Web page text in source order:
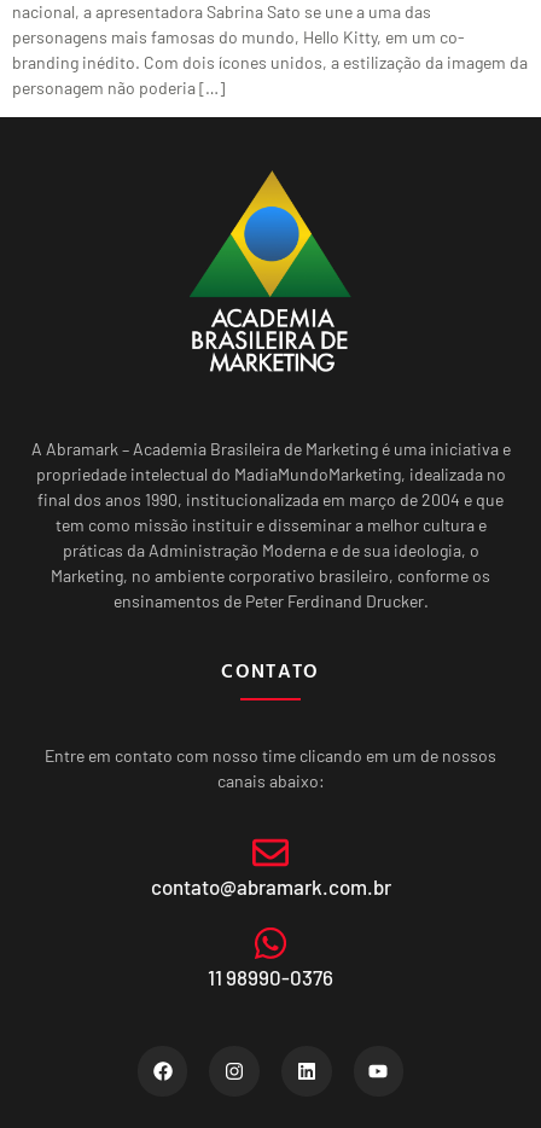
nacional, a apresentadora Sabrina Sato se une a uma das
personagens mais famosas do mundo, Hello Kitty, em um co-
branding inédito. Com dois ícones unidos, a estilização da imagem da
personagem não poderia […]
A Abramark – Academia Brasileira de Marketing é uma iniciativa e
propriedade intelectual do MadiaMundoMarketing, idealizada no
final dos anos 1990, institucionalizada em março de 2004 e que
tem como missão instituir e disseminar a melhor cultura e
práticas da Administração Moderna e de sua ideologia, o
Marketing, no ambiente corporativo brasileiro, conforme os
ensinamentos de Peter Ferdinand Drucker.
CONTATO
Entre em contato com nosso time clicando em um de nossos
canais abaixo:
contato@abramark.com.br
11 98990-0376